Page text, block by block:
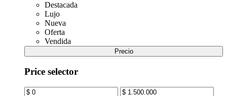
Destacada
Lujo
Nueva
Oferta
Vendida
Precio
Price selector